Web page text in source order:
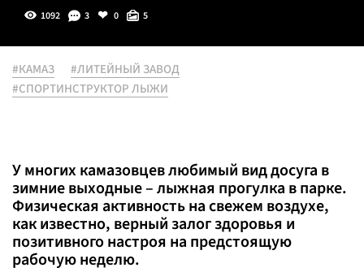
1092 3 0 5
#КАМАЗ
#ЛИТЕЙНЫЙ ЗАВОД
#СПОРТИНСТРУКТОР ЛЫЖИ
У многих камазовцев любимый вид досуга в
зимние выходные – лыжная прогулка в парке.
Физическая активность на свежем воздухе,
как известно, верный залог здоровья и
позитивного настроя на предстоящую
рабочую неделю.